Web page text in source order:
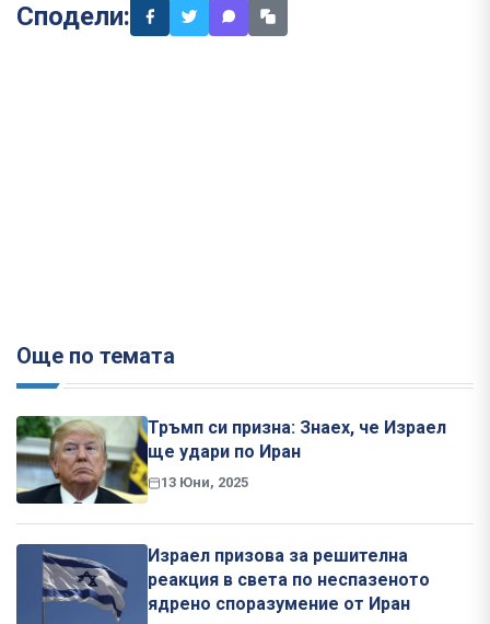
Сподели:
Още по темата
Тръмп си призна: Знаех, че Израел
ще удари по Иран
13 Юни, 2025
Израел призова за решителна
реакция в света по неспазеното
ядрено споразумение от Иран